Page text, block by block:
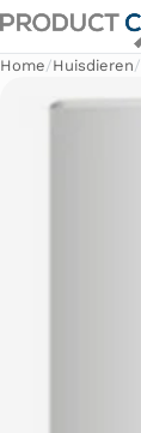
Home/Huisdieren/